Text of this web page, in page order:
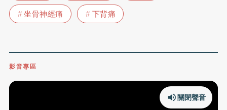
坐骨神經痛
下背痛
影音專區
關閉聲音